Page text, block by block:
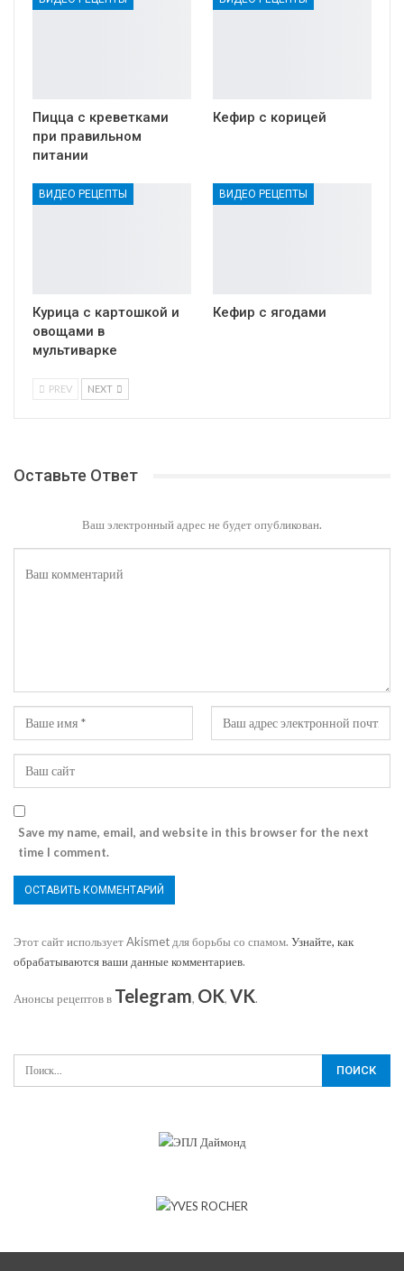
Пицца с креветками
при правильном
питании
Кефир с корицей
ВИДЕО РЕЦЕПТЫ
Курица с картошкой и
овощами в
мультиварке
ВИДЕО РЕЦЕПТЫ
Кефир с ягодами
PREV NEXT
Оставьте Ответ
Ваш электронный адрес не будет опубликован.
Save my name, email, and website in this browser for the next
time I comment.
Этот сайт использует Akismet для борьбы со спамом. Узнайте, как
обрабатываются ваши данные комментариев.
Анонсы рецептов в Telegram, OK, VK.